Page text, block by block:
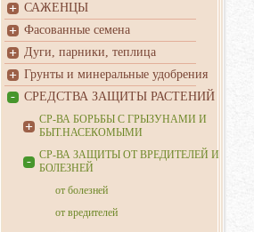
САЖЕНЦЫ
Фасованные семена
Дуги, парники, теплица
Грунты и минеральные удобрения
СРЕДСТВА ЗАЩИТЫ РАСТЕНИЙ
СР-ВА БОРЬБЫ С ГРЫЗУНАМИ И
БЫТ.НАСЕКОМЫМИ
СР-ВА ЗАЩИТЫ ОТ ВРЕДИТЕЛЕЙ И
БОЛЕЗНЕЙ
от болезней
от вредителей